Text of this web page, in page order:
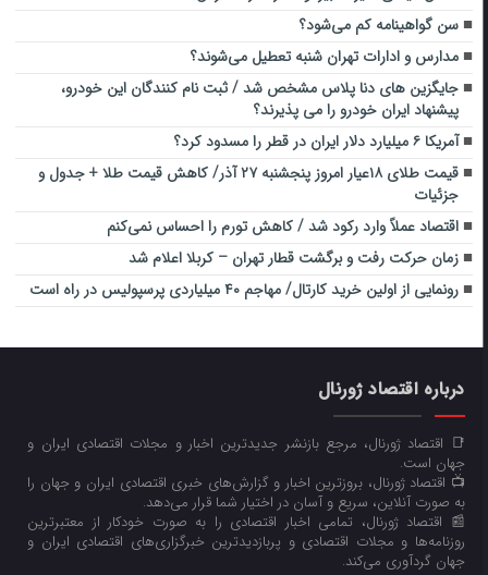
سن گواهینامه کم می‌شود؟
مدارس و ادارات تهران شنبه تعطیل می‌شوند؟
جایگزین های دنا پلاس مشخص شد / ثبت نام کنندگان این خودرو،
پیشنهاد ایران خودرو را می پذیرند؟
آمریکا ۶ میلیارد دلار ایران در قطر را مسدود کرد؟
قیمت طلای ۱۸عیار امروز پنجشنبه ۲۷ آذر/ کاهش قیمت طلا + جدول و
جزئیات
اقتصاد عملاً وارد رکود شد / کاهش تورم را احساس نمی‌کنم
زمان حرکت رفت و برگشت قطار تهران – کربلا اعلام شد
رونمایی از اولین خرید کارتال/ مهاجم ۴۰ میلیاردی پرسپولیس در راه است
درباره اقتصاد ژورنال
📑 اقتصاد ژورنال، مرجع بازنشر جدیدترین اخبار و مجلات اقتصادی ایران و
جهان است.
📺 اقتصاد ژورنال، بروزترین اخبار و گزارش‌های خبری اقتصادی ایران و جهان را
به صورت آنلاین، سریع و آسان در اختیار شما قرار می‌‌دهد.
📰 اقتصاد ژورنال، تمامی اخبار اقتصادی را به صورت خودکار از معتبرترین
روزنامه‌ها و مجلات اقتصادی و پربازدیدترین خبرگزاری‌های اقتصادی ایران و
جهان گردآوری می‌کند.